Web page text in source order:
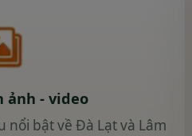
ảnh - video
nổi bật về Đà Lạt và Lâm